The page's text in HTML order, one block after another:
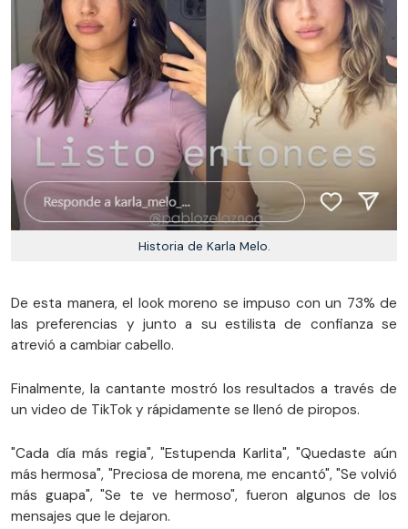
Historia de Karla Melo.
De esta manera, el look moreno se impuso con un 73% de
las preferencias y junto a su estilista de confianza se
atrevió a cambiar cabello.
Finalmente, la cantante mostró los resultados a través de
un video de TikTok y rápidamente se llenó de piropos.
"Cada día más regia", "Estupenda Karlita", "Quedaste aún
más hermosa", "Preciosa de morena, me encantó", "Se volvió
más guapa", "Se te ve hermoso", fueron algunos de los
mensajes que le dejaron.